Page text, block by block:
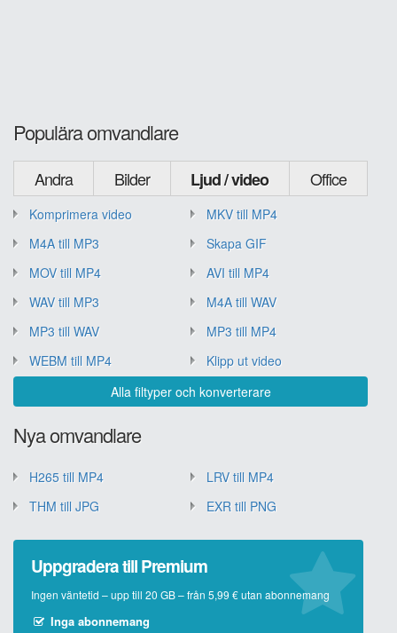
Populära omvandlare
Andra Bilder Ljud / video Office
Komprimera video
MKV till MP4
M4A till MP3
Skapa GIF
MOV till MP4
AVI till MP4
WAV till MP3
M4A till WAV
MP3 till WAV
MP3 till MP4
WEBM till MP4
Klipp ut video
Alla filtyper och konverterare
Nya omvandlare
H265 till MP4
LRV till MP4
THM till JPG
EXR till PNG
Uppgradera till Premium
Ingen väntetid – upp till 20 GB – från 5,99 € utan abonnemang
Inga abonnemang